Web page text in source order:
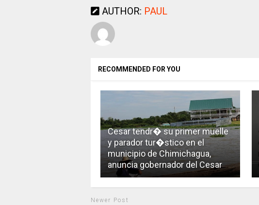
AUTHOR: PAUL
RECOMMENDED FOR YOU
Cesar tendr� su primer muelle
y parador tur�stico en el
municipio de Chimichagua,
anuncia gobernador del Cesar
Newer Post